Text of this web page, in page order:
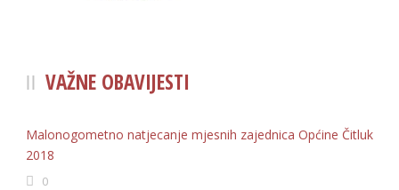
VAŽNE OBAVIJESTI
Malonogometno natjecanje mjesnih zajednica Općine Čitluk
2018
0